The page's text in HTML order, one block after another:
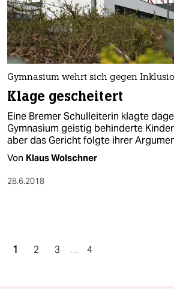
Gymnasium wehrt sich gegen
Klage gescheitert
Eine Bremer Schulleiterin klagte
Gymnasium geistig behinderte
aber das Gericht folgte ihrer
Von Klaus Wolschner
28.6.2018
1 2 3 … 4